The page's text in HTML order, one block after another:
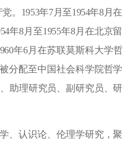
。 1953年7月至1954年8月在
年8月至1955年8月在北京留
年6月在苏联莫斯科大学哲
分配至中国社会科学院哲学
助理研究员、副研究员、研
、认识论、伦理学研究，聚